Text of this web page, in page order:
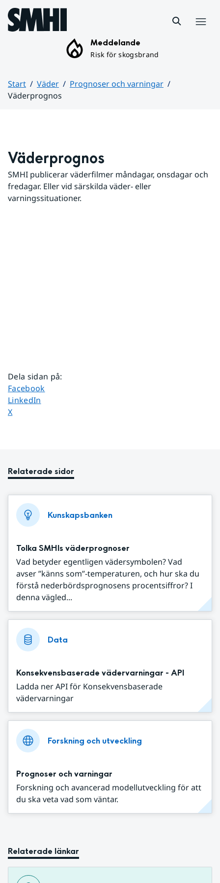
Hoppa till sidans innehåll
Meddelande
Risk för skogsbrand
Start Väder
Prognoser och varningar
Väderprognos
Väderprognos
SMHI publicerar väderfilmer måndagar, onsdagar och
fredagar. Eller vid särskilda väder- eller
varningssituationer.
Dela sidan på:
Dela sidan på
Facebook
Dela sidan på
LinkedIn
Dela sidan på
X
Relaterade sidor
Kunskapsbanken
Tolka SMHIs väderprognoser
Vad betyder egentligen vädersymbolen? Vad
avser ”känns som”-temperaturen, och hur ska du
förstå nederbördsprognosens procentsiffror? I
denna vägled...
Data
Konsekvensbaserade vädervarningar - API
Ladda ner API för Konsekvensbaserade
vädervarningar
Forskning och utveckling
Prognoser och varningar
Forskning och avancerad modellutveckling för att
du ska veta vad som väntar.
Relaterade länkar